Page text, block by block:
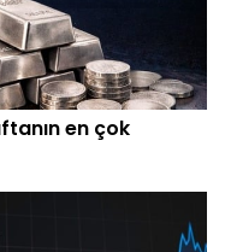
en çok